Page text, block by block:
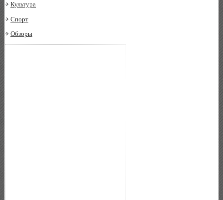
Культура
Спорт
Обзоры